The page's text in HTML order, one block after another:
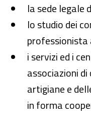
la sede legale
lo studio dei
i servizi ed i
associazioni
artigiane e
in forma